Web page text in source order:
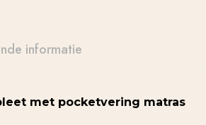
informatie
met pocketvering matras